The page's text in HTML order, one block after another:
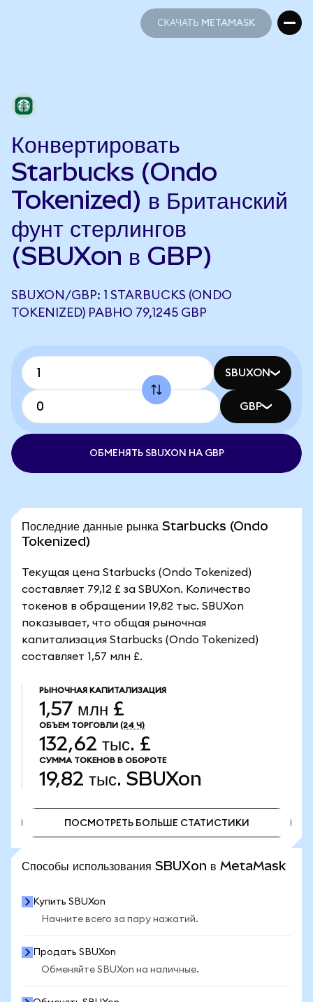
СКАЧАТЬ METAMASK
Конвертировать
Starbucks (Ondo
Tokenized) в Британский
фунт стерлингов
(SBUXon в GBP)
SBUXON/GBP: 1 STARBUCKS (ONDO
TOKENIZED) РАВНО 79,1245 GBP
SBUXON
GBP
ОБМЕНЯТЬ SBUXON НА GBP
Последние данные рынка Starbucks (Ondo
Tokenized)
Текущая цена Starbucks (Ondo Tokenized)
составляет 79,12 £ за SBUXon. Количество
токенов в обращении 19,82 тыс. SBUXon
показывает, что общая рыночная
капитализация Starbucks (Ondo Tokenized)
составляет 1,57 млн £.
РЫНОЧНАЯ КАПИТАЛИЗАЦИЯ
1,57 млн £
ОБЪЕМ ТОРГОВЛИ (24 Ч)
132,62 тыс. £
СУММА ТОКЕНОВ В ОБОРОТЕ
19,82 тыс. SBUXon
ПОСМОТРЕТЬ БОЛЬШЕ СТАТИСТИКИ
Способы использования SBUXon в MetaMask
Купить SBUXon
Начните всего за пару нажатий.
Продать SBUXon
Обменяйте SBUXon на наличные.